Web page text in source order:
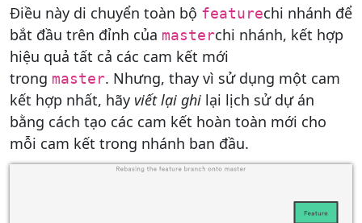
Điều này di chuyển toàn bộ featurechi nhánh để
bắt đầu trên đỉnh của masterchi nhánh, kết hợp
hiệu quả tất cả các cam kết mới
trong master. Nhưng, thay vì sử dụng một cam
kết hợp nhất, hãy viết lại ghi lại lịch sử dự án
bằng cách tạo các cam kết hoàn toàn mới cho
mỗi cam kết trong nhánh ban đầu.